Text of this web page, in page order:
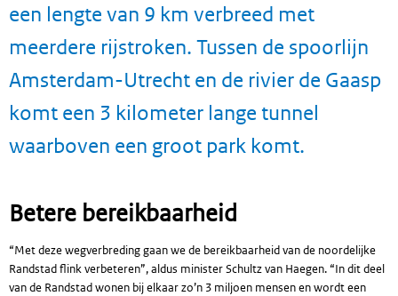
een lengte van 9 km verbreed met
meerdere rijstroken. Tussen de spoorlijn
Amsterdam-Utrecht en de rivier de Gaasp
komt een 3 kilometer lange tunnel
waarboven een groot park komt.
Betere bereikbaarheid
“Met deze wegverbreding gaan we de bereikbaarheid van de noordelijke
Randstad flink verbeteren”, aldus minister Schultz van Haegen. “In dit deel
van de Randstad wonen bij elkaar zo’n 3 miljoen mensen en wordt een